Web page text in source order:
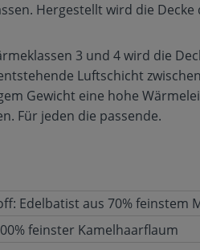
Hergestellt wird die
3 und 4 wird die
Luftschicht
Gewicht eine hohe
Für jeden die passende.
Edelbatist aus 70% feinstem
feinster Kamelhaarflaum